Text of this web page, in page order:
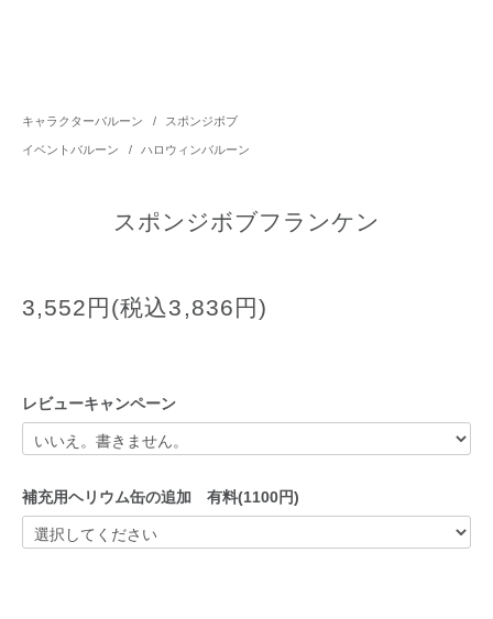
キャラクターバルーン / スポンジボブ
イベントバルーン / ハロウィンバルーン
スポンジボブフランケン
3,552円(税込3,836円)
レビューキャンペーン
補充用ヘリウム缶の追加 有料(1100円)